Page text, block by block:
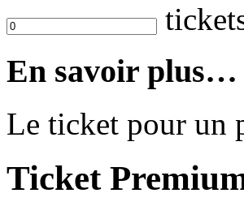
En savoir plus…
Le ticket pour un
Ticket